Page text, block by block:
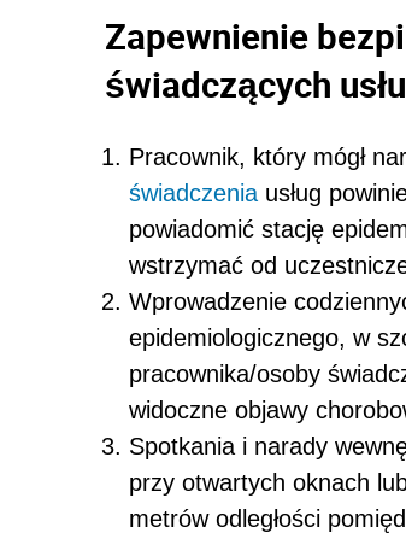
Zapewnienie
świadczących
Pracownik, który mógł
świadczenia usług
powiadomić stację
wstrzymać od
Wprowadzenie
epidemiologicznego, w
pracownika/osoby
widoczne objawy
Spotkania i narady
przy otwartych oknach
metrów odległości